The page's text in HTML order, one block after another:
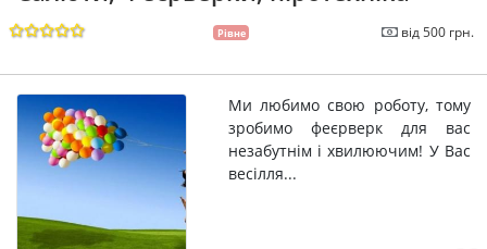
Рівне від 500 грн.
Ми любимо свою роботу, тому
зробимо феєрверк для вас
незабутнім і хвилюючим! У Вас
весілля...